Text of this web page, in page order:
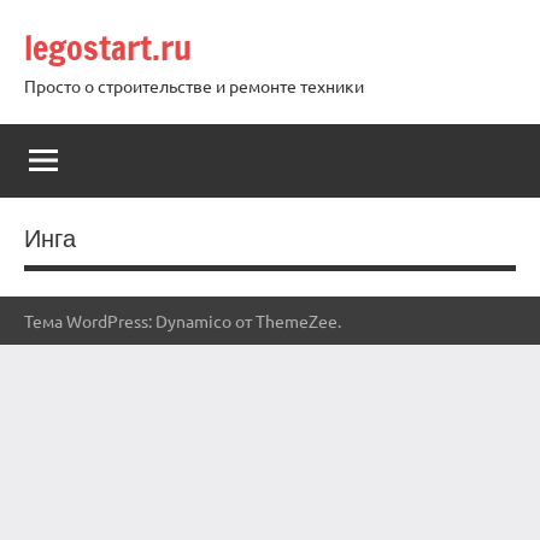
содержимому
legostart.ru
Просто о строительстве и ремонте техники
Инга
Тема WordPress: Dynamico от ThemeZee.